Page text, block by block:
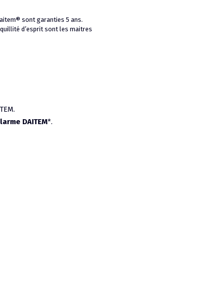
sont garanties 5 ans.
d’esprit sont les maitres
DAITEM*.